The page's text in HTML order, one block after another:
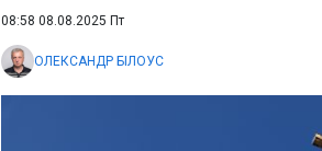
08:58 08.08.2025 Пт
ОЛЕКСАНДР БІЛОУС